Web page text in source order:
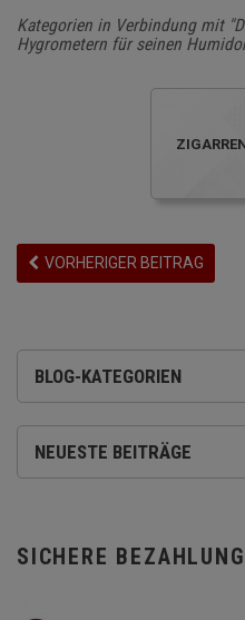
BLOG-KATEGORIEN
NEUESTE BEITRÄGE
Kategorien in Verbindung mit
Hygrometern für seinen
VORHERIGER BEITRAG
SICHERE BEZAHLUNG